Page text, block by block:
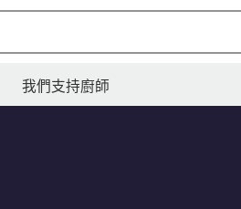
我們支持廚師